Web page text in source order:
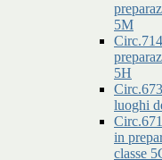
5M
5H
luoghi
in
classe